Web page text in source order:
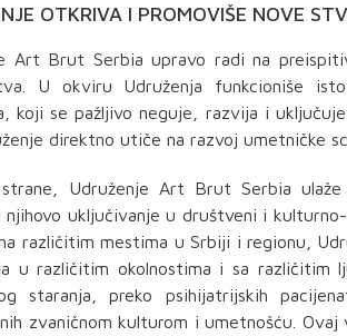
OTKRIVA I PROMOVIŠE NOVE
Art Brut Serbia upravo radi na
U okviru Udruženja funkcioniše
koji se pažljivo neguje, razvija i
direktno utiče na razvoj umetničke
Udruženje Art Brut Serbia
njihovo uključivanje u društveni i
različitim mestima u Srbiji i regionu,
u različitim okolnostima i sa
staranja, preko psihijatrijskih
zvaničnom kulturom i umetnošću.